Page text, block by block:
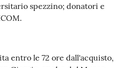
spezzino; donatori e
entro le 72 ore dall'acquisto,